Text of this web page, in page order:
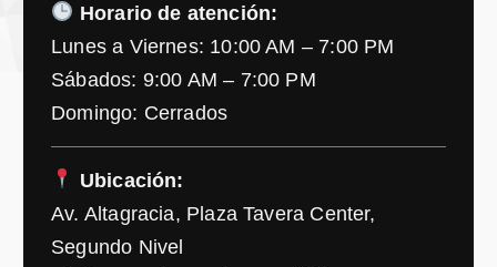
Horario de atención:
Lunes a Viernes: 10:00 AM – 7:00 PM
Sábados: 9:00 AM – 7:00 PM
Domingo: Cerrados
Ubicación:
Av. Altagracia, Plaza Tavera Center,
Segundo Nivel